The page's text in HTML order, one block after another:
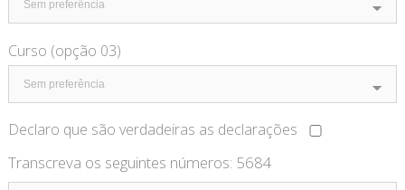
Curso (opção 03)
Declaro que são verdadeiras as declarações
Transcreva os seguintes números: 5684